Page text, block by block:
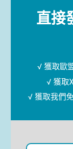
直接
√ 獲取歐
√ 獲取
√ 獲取我們